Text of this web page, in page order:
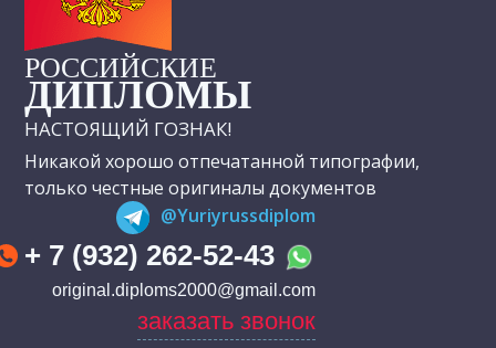
РОССИЙСКИЕ
ДИПЛОМЫ
НАСТОЯЩИЙ ГОЗНАК!
Никакой хорошо отпечатанной типографии,
только честные оригиналы документов
@Yuriyrussdiplom
+ 7 (932) 262-52-43
original.diploms2000@gmail.com
заказать звонок